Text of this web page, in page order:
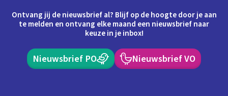
Ontvang jij de nieuwsbrief al? Blijf op de hoogte door je aan
te melden en ontvang elke maand een nieuwsbrief naar
keuze in je inbox!
Nieuwsbrief PO Nieuwsbrief VO